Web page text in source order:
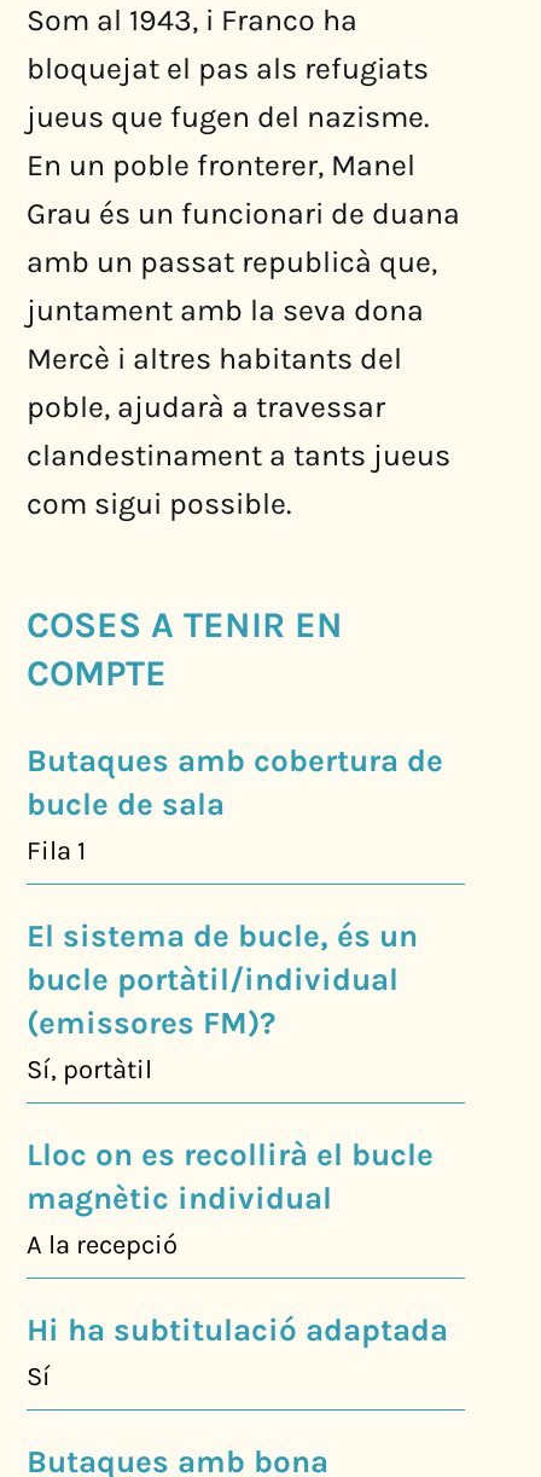
Som al 1943, i Franco ha
bloquejat el pas als refugiats
jueus que fugen del nazisme.
En un poble fronterer, Manel
Grau és un funcionari de duana
amb un passat republicà que,
juntament amb la seva dona
Mercè i altres habitants del
poble, ajudarà a travessar
clandestinament a tants jueus
com sigui possible.
COSES A TENIR EN
COMPTE
Butaques amb cobertura de
bucle de sala
Fila 1
El sistema de bucle, és un
bucle portàtil/individual
(emissores FM)?
Sí, portàtil
Lloc on es recollirà el bucle
magnètic individual
A la recepció
Hi ha subtitulació adaptada
Sí
Butaques amb bona